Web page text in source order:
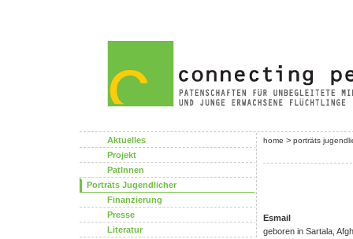
Aktuelles
Projekt
PatInnen
Porträts Jugendlicher
Finanzierung
Presse
Literatur
home > porträts
Esmail
geboren in Sartala,